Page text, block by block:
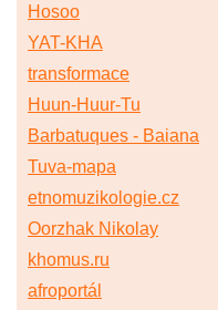
Hosoo
YAT-KHA
transformace
Huun-Huur-Tu
Barbatuques - Baiana
Tuva-mapa
etnomuzikologie.cz
Oorzhak Nikolay
khomus.ru
afroportál